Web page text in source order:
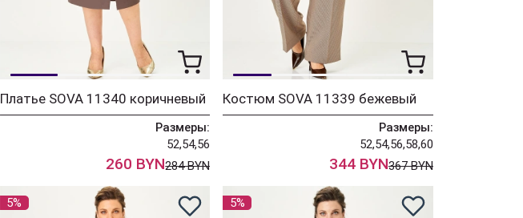
Платье SOVA 11340 коричневый
Размеры:
52,54,56
260 BYN284 BYN
Костюм SOVA 11339 бежевый
Размеры:
52,54,56,58,60
344 BYN367 BYN
5% 5%